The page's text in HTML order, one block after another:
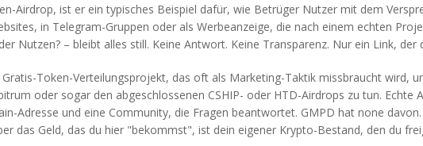
Airdrop, ist er ein typisches Beispiel dafür, wie Betrüger Nutzer mit dem
in Telegram-Gruppen oder als Werbeanzeige, die nach einem echten
Nutzen? – bleibt alles still. Keine Antwort. Keine Transparenz. Nur ein Link,
Token-Verteilungsprojekt, das oft als Marketing-Taktik missbraucht wird,
oder sogar den abgeschlossenen CSHIP- oder HTD-Airdrops zu tun. Echte
Adresse und eine Community, die Fragen beantwortet. GMPD hat none
das Geld, das du hier "bekommst", ist dein eigener Krypto-Bestand, den du